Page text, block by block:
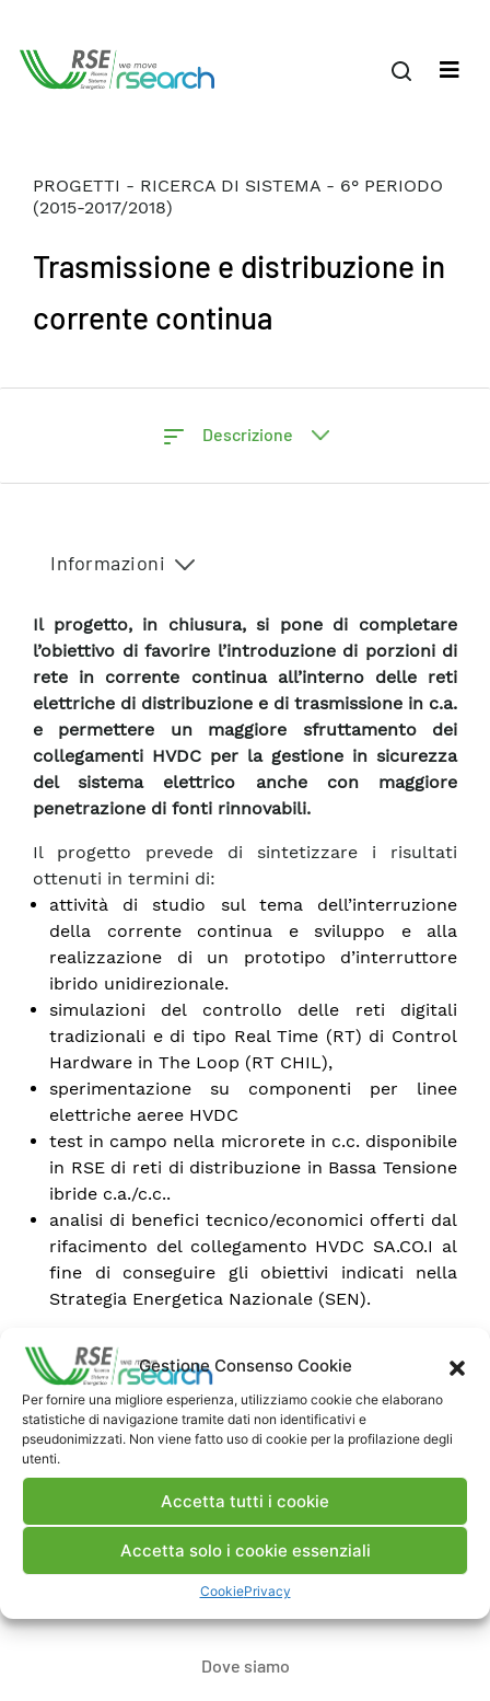
Gestione Consenso Cookie
Per fornire una migliore esperienza, utilizziamo cookie che elaborano
statistiche di navigazione tramite dati non identificativi e
pseudonimizzati. Non viene fatto uso di cookie per la profilazione degli
utenti.
Accetta tutti i cookie
Accetta solo i cookie essenziali
CookiePrivacy
PROGETTI - RICERCA DI SISTEMA - 6° PERIODO
(2015-2017/2018)
Trasmissione e distribuzione in
corrente continua
Descrizione
Informazioni
Il progetto, in chiusura, si pone di completare
l’obiettivo di favorire l’introduzione di porzioni di
rete in corrente continua all’interno delle reti
elettriche di distribuzione e di trasmissione in c.a.
e permettere un maggiore sfruttamento dei
collegamenti HVDC per la gestione in sicurezza
del sistema elettrico anche con maggiore
penetrazione di fonti rinnovabili.
Il progetto prevede di sintetizzare i risultati
ottenuti in termini di:
attività di studio sul tema dell’interruzione
della corrente continua e sviluppo e alla
realizzazione di un prototipo d’interruttore
ibrido unidirezionale.
simulazioni del controllo delle reti digitali
tradizionali e di tipo Real Time (RT) di Control
Hardware in The Loop (RT CHIL),
sperimentazione su componenti per linee
elettriche aeree HVDC
test in campo nella microrete in c.c. disponibile
in RSE di reti di distribuzione in Bassa Tensione
ibride c.a./c.c..
analisi di benefici tecnico/economici offerti dal
rifacimento del collegamento HVDC SA.CO.I al
fine di conseguire gli obiettivi indicati nella
Strategia Energetica Nazionale (SEN).
Contatti
Note Legali
Dove siamo